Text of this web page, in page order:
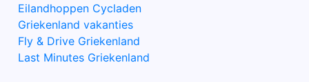
Eilandhoppen Cycladen
Griekenland vakanties
Fly & Drive Griekenland
Last Minutes Griekenland